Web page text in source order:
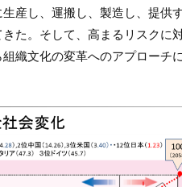
産し、運搬し、製造し、提供
た。そして、高まるリスクに
織文化の変革へのアプローチ